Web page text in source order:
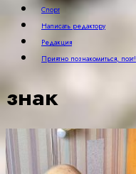
Спорт
Написать редактору
Редакция
Приятно познакомиться, поэт!
знак